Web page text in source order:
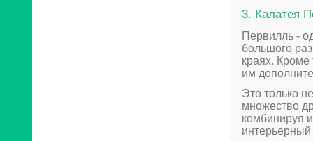
3. Калатея
Первилль -
большого
краях. Кроме
им
Это только
множество
комбинируя
интерьерный